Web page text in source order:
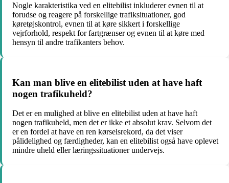
Nogle karakteristika ved en elitebilist inkluderer evnen til at
forudse og reagere på forskellige trafiksituationer, god
køretøjskontrol, evnen til at køre sikkert i forskellige
vejrforhold, respekt for fartgrænser og evnen til at køre med
hensyn til andre trafikanters behov.
Kan man blive en elitebilist uden at have haft
nogen trafikuheld?
Det er en mulighed at blive en elitebilist uden at have haft
nogen trafikuheld, men det er ikke et absolut krav. Selvom det
er en fordel at have en ren kørselsrekord, da det viser
pålidelighed og færdigheder, kan en elitebilist også have oplevet
mindre uheld eller læringssituationer undervejs.